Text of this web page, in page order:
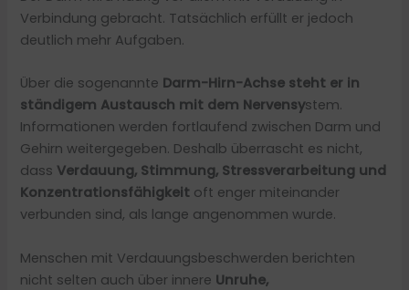
Verbindung gebracht. Tatsächlich erfüllt er jedoch
deutlich mehr Aufgaben.
Über die sogenannte Darm-Hirn-Achse steht er in
ständigem Austausch mit dem Nervensystem.
Informationen werden fortlaufend zwischen Darm und
Gehirn weitergegeben. Deshalb überrascht es nicht,
dass Verdauung, Stimmung, Stressverarbeitung und
Konzentrationsfähigkeit oft enger miteinander
verbunden sind, als lange angenommen wurde.
Menschen mit Verdauungsbeschwerden berichten
nicht selten auch über innere Unruhe,